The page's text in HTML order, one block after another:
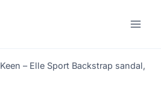
Keen – Elle Sport Backstrap sandal,